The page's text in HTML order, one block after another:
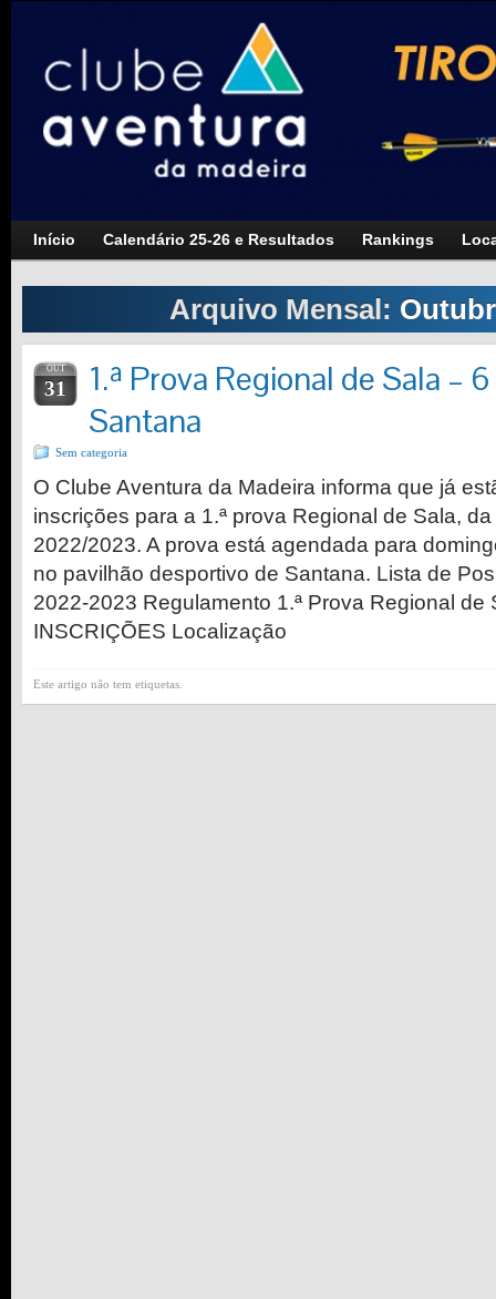
Início Calendário 25-26 e Resultados Rankings
Arquivo Mensal:
OUT
31
1.ª Prova Regional de Sala –
Santana
Sem categoria
O Clube Aventura da Madeira informa que já
inscrições para a 1.ª prova Regional de Sala,
2022/2023. A prova está agendada para
no pavilhão desportivo de Santana. Lista de
2022-2023 Regulamento 1.ª Prova Regional de
INSCRIÇÕES Localização
Este artigo não tem etiquetas.